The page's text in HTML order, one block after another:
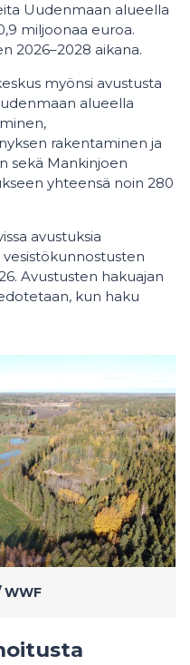
Uudenmaan alueella
miljoonaa euroa.
2026–2028 aikana.
myönsi avustusta
alueella
rakentaminen ja
sekä Mankinjoen
yhteensä noin 280
avustuksia
Avustusten hakuajan
kun haku
WWF